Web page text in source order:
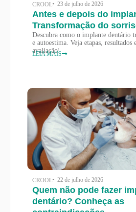
CROOL• 23 de julho de 2026
Antes e depois do
Transformação do
Descubra como o implante dentário
e autoestima. Veja etapas, resultados
avaliação!
LEIA MAIS
CROOL• 22 de julho de 2026
Quem não pode fazer
dentário? Conheça as